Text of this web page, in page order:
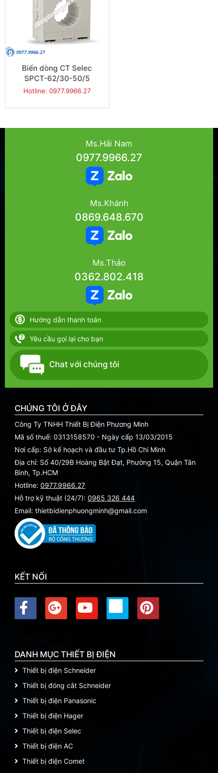
Biến dòng CT Selec
SPCT-62/30-50/5
Hotline: 0977.9966.27
Ms.Hải Nam
0977.9966.27
Ms.Khánh
0869.648.670
Ms.Thảo
0362.802.418
Hướng dẫn thanh toán
Yêu cầu gọi lại cho bạn
Chat với chúng tôi
CHÚNG TÔI Ở ĐÂY
Công Ty TNHH Thiết Bị Điện Phương Minh
Mã số thuế: 0313158570 - Ngày cấp 13/03/2015
Nơi cấp: Sở kế hoạch và đầu tư Tp.Hồ Chí Minh
Địa chỉ: Số 40/29B Hoàng Bật Đạt, Phường 15, Quận Tân
Bình, Tp.HCM
Hotline: 0977.9966.27
Hỗ trợ kỹ thuật (24/7): 0965 326 444
Email: thietbidienphuongminh@gmail.com
KẾT NỐI
DANH MỤC THIẾT BỊ ĐIỆN
Thiết bị điện Schneider
Thiết bị đóng cắt Schneider
Thiết bị điện Panasonic
Thiết bị điện Hager
Thiết bị điện Selec
Thiết bị điện AC
Thiết bị điện Comet